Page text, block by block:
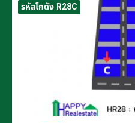
รหัสโกดัง R28C